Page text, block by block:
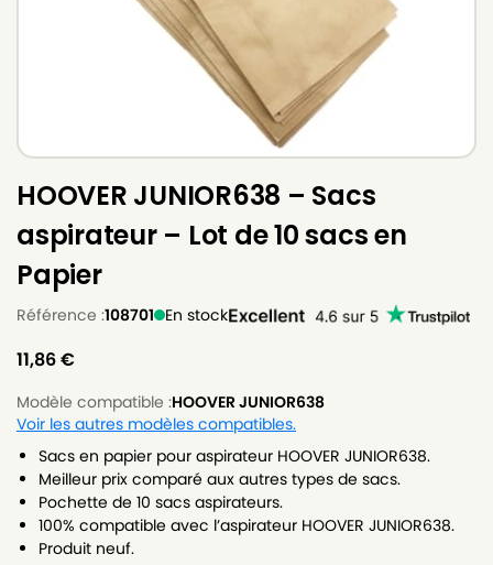
HOOVER JUNIOR638 – Sacs
aspirateur – Lot de 10 sacs en
Papier
Référence :108701 En stock
11,86€
Modèle compatible :HOOVER JUNIOR638
Voir les autres modèles compatibles.
Sacs en papier pour aspirateur HOOVER JUNIOR638.
Meilleur prix comparé aux autres types de sacs.
Pochette de 10 sacs aspirateurs.
100% compatible avec l’aspirateur HOOVER JUNIOR638.
Produit neuf.